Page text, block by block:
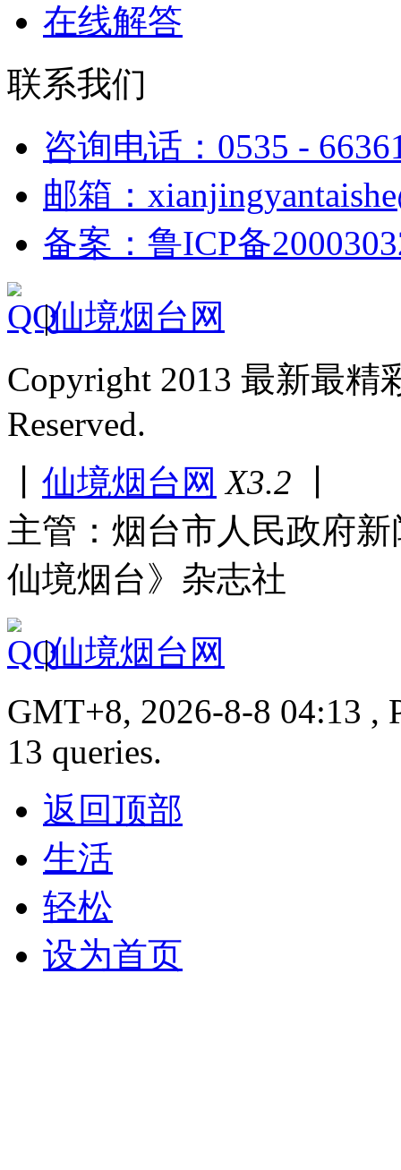
在线解答
联系我们
咨询电话：0535 -
邮箱：
备案：鲁ICP备
|仙境烟台网
Copyright 2013 最新最
Reserved.
仙境烟台网 X3.2
主管：烟台市人民政府
仙境烟台》杂志社
|仙境烟台网
GMT+8, 2026-8-8 04:13 ,
13 queries.
返回顶部
生活
轻松
设为首页